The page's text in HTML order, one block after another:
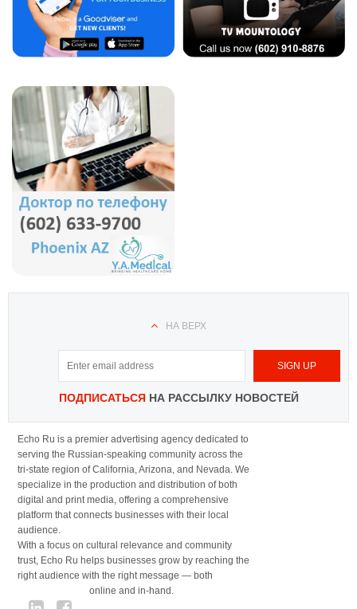
НА ВЕРХ
ПОДПИСАТЬСЯНА РАССЫЛКУ НОВОСТЕЙ
Echo Ru is a premier advertising agency dedicated to
serving the Russian-speaking community across the
tri-state region of California, Arizona, and Nevada. We
specialize in the production and distribution of both
digital and print media, offering a comprehensive
platform that connects businesses with their local
audience.
With a focus on cultural relevance and community
trust, Echo Ru helps businesses grow by reaching the
right audience with the right message — both
online and in-hand.